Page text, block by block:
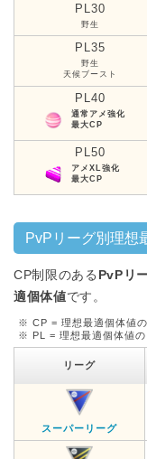
PL30
野生
PL35
野生
天候ブースト
PL40
通常アメ強化
最大CP
PL50
アメXL強化
最大CP
PvPリーグ別理想
CP制限のある PvPリ
適個体値です。
※ CP = 理想最適個体値
※ PL = 理想最適個体値の
リーグ
スーパーリーグ